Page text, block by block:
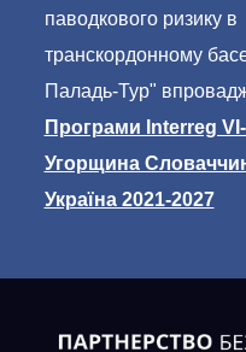
паводкового ризику в
транскордонному
Паладь-Тур"
Програми Interreg
Угорщина
Україна 2021-2027